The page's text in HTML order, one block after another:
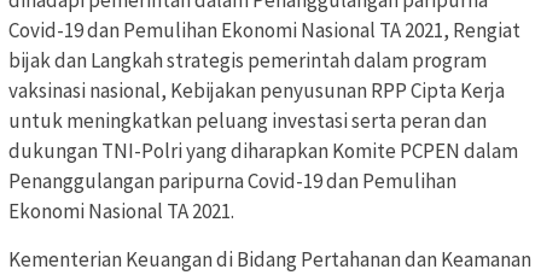
Covid-19 dan Pemulihan Ekonomi Nasional TA 2021, Rengiat
bijak dan Langkah strategis pemerintah dalam program
vaksinasi nasional, Kebijakan penyusunan RPP Cipta Kerja
untuk meningkatkan peluang investasi serta peran dan
dukungan TNI-Polri yang diharapkan Komite PCPEN dalam
Penanggulangan paripurna Covid-19 dan Pemulihan
Ekonomi Nasional TA 2021.
Kementerian Keuangan di Bidang Pertahanan dan Keamanan